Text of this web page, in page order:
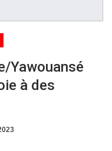
Yawouansé
à des